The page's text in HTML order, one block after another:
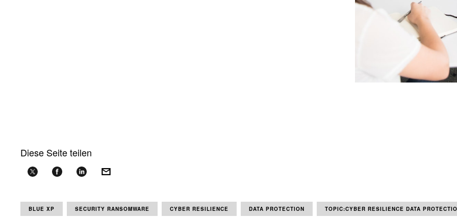
Diese Seite teilen
BLUE XP SECURITY RANSOMWARE CYBER RESILIENCE DATA PROTECTION TOPIC:CYBER RESILIENCE DATA